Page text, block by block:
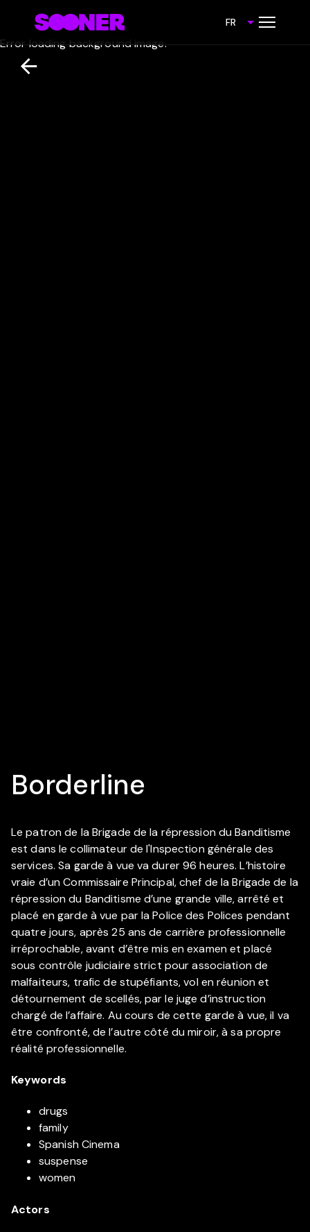
FR
Error loading background image.
Borderline
Le patron de la Brigade de la répression du Banditisme
est dans le collimateur de l'Inspection générale des
services. Sa garde à vue va durer 96 heures. L’histoire
vraie d’un Commissaire Principal, chef de la Brigade de la
répression du Banditisme d’une grande ville, arrêté et
placé en garde à vue par la Police des Polices pendant
quatre jours, après 25 ans de carrière professionnelle
irréprochable, avant d’être mis en examen et placé
sous contrôle judiciaire strict pour association de
malfaiteurs, trafic de stupéfiants, vol en réunion et
détournement de scellés, par le juge d’instruction
chargé de l’affaire. Au cours de cette garde à vue, il va
être confronté, de l’autre côté du miroir, à sa propre
réalité professionnelle.
Keywords
drugs
family
Spanish Cinema
suspense
women
Actors